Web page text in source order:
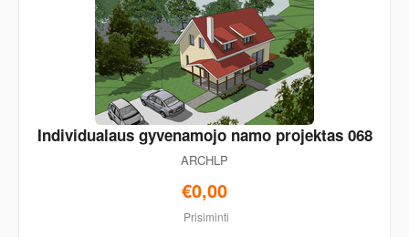
Individualaus gyvenamojo namo projektas 068
ARCHLP
€0,00
Prisiminti